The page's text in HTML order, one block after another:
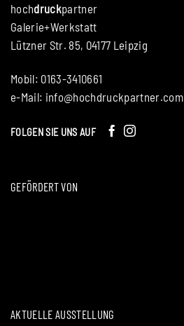
hochdruckpartner
Galerie+Werkstatt
Lützner Str. 85, 04177 Leipzig
Mobil: 0163-3410661
e-Mail: info@hochdruckpartner.com
FOLGEN SIE UNS AUF
GEFÖRDERT VON
AKTUELLE AUSSTELLUNG